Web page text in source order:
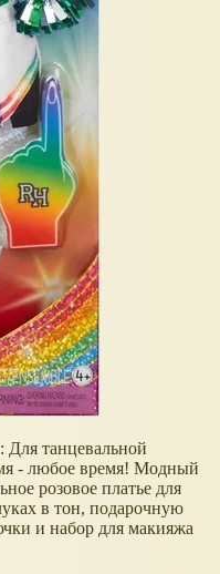
танцевальной
- любое время! Модный
розовое платье для
в тон, подарочную
и набор для макияжа